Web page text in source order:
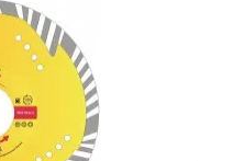
данных
на обработку